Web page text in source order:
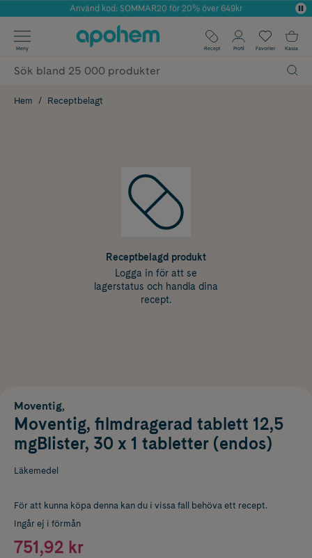
Årets Butik 2025 inom Skönhet
Använd kod: SOMMAR20 för 20% över 649kr
✓ Fri frakt
✓ Poäng på alla köp*
Meny Recept Profil Favoriter Kassa
Hem Receptbelagt
Receptbelagd produkt
Logga in för att se
lagerstatus och handla dina
recept.
Moventig,
Moventig, filmdragerad tablett 12,5
mgBlister, 30 x 1 tabletter (endos)
Läkemedel
För att kunna köpa denna kan du i vissa fall behöva ett recept.
Ingår ej i förmån
751,92 kr